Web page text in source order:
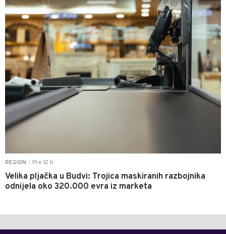
REGION Pre 12 h
Velika pljačka u Budvi: Trojica maskiranih razbojnika
odnijela oko 320.000 evra iz marketa